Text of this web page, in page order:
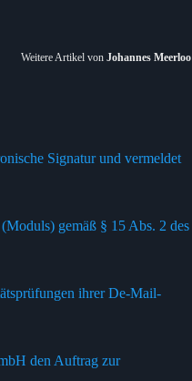
Weitere Artikel von Johannes Meerloo
Signatur und vermeldet
gemäß § 15 Abs. 2 des
ihrer De-Mail-
den Auftrag zur